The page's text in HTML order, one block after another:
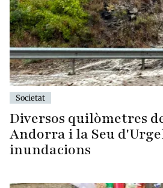
Societat
Diversos quilòmetres
Andorra i la Seu
inundacions